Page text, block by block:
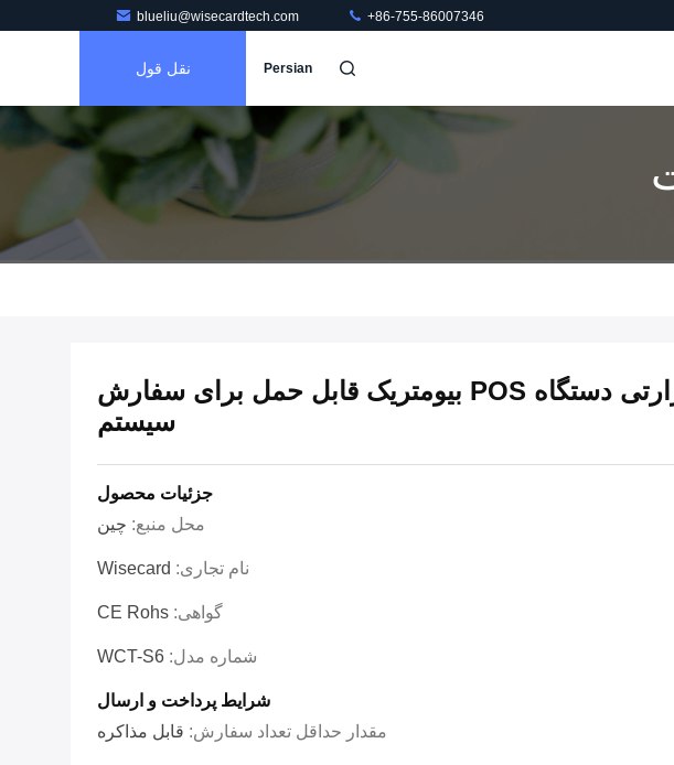
blueliu@wisecardtech.com +86-755-86007346
Persian نقل قول
چاپگر حرارتی دستگاه POS بیومتریک قابل حمل برای سفارش
سیستم
جزئیات محصول
محل منبع: چین
نام تجاری: Wisecard
گواهی: CE Rohs
شماره مدل: WCT-S6
شرایط پرداخت و ارسال
مقدار حداقل تعداد سفارش: قابل مذاکره